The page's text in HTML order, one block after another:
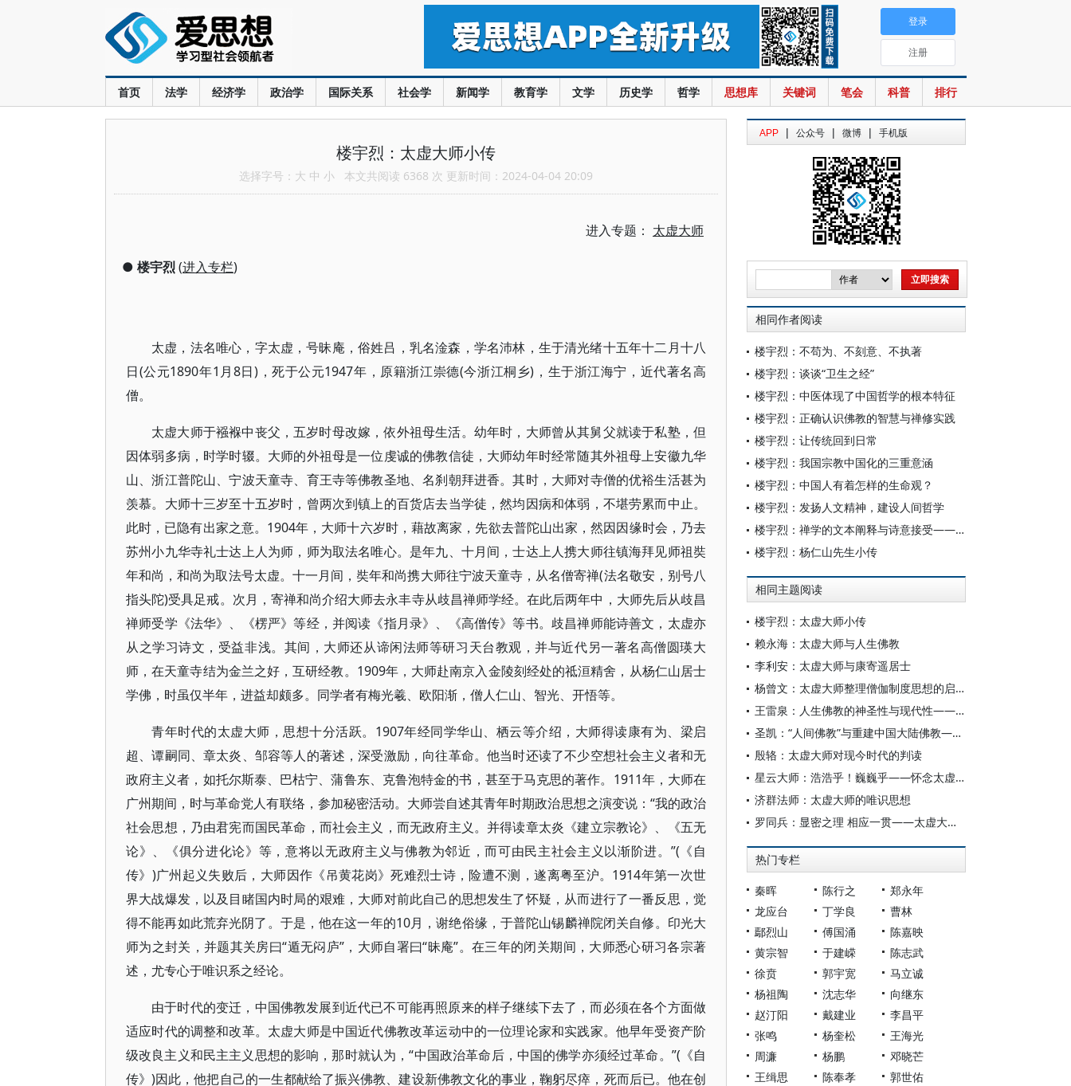
首页 法学 经济学 政治学 国际关系 社会学 新闻学 教育学 文学 历史学 哲学 思想库 关键词 笔会 科普 排行
登录
注册
楼宇烈：太虚大师小传
选择字号： 大 中 小 本文共阅读 6368 次 更新时间：2024-04-04 20:09
进入专题： 太虚大师
● 楼宇烈(进入专栏)
太虚，法名唯心，字太虚，号昧庵，俗姓吕，乳名淦森，学名沛林，生于清光绪十五年十二月十八
日(公元1890年1月8日)，死于公元1947年，原籍浙江崇德(今浙江桐乡)，生于浙江海宁，近代著名高
僧。
太虚大师于襁褓中丧父，五岁时母改嫁，依外祖母生活。幼年时，大师曾从其舅父就读于私塾，但
因体弱多病，时学时辍。大师的外祖母是一位虔诚的佛教信徒，大师幼年时经常随其外祖母上安徽九华
山、浙江普陀山、宁波天童寺、育王寺等佛教圣地、名刹朝拜进香。其时，大师对寺僧的优裕生活甚为
羡慕。大师十三岁至十五岁时，曾两次到镇上的百货店去当学徒，然均因病和体弱，不堪劳累而中止。
此时，已隐有出家之意。1904年，大师十六岁时，藉故离家，先欲去普陀山出家，然因因缘时会，乃去
苏州小九华寺礼士达上人为师，师为取法名唯心。是年九、十月间，士达上人携大师往镇海拜见师祖奘
年和尚，和尚为取法号太虚。十一月间，奘年和尚携大师往宁波天童寺，从名僧寄禅(法名敬安，别号八
指头陀)受具足戒。次月，寄禅和尚介绍大师去永丰寺从歧昌禅师学经。在此后两年中，大师先后从歧昌
禅师受学《法华》、《楞严》等经，并阅读《指月录》、《高僧传》等书。歧昌禅师能诗善文，太虚亦
从之学习诗文，受益非浅。其间，大师还从谛闲法师等研习天台教观，并与近代另一著名高僧圆瑛大
师，在天童寺结为金兰之好，互研经教。1909年，大师赴南京入金陵刻经处的祗洹精舍，从杨仁山居士
学佛，时虽仅半年，进益却颇多。同学者有梅光羲、欧阳渐，僧人仁山、智光、开悟等。
青年时代的太虚大师，思想十分活跃。1907年经同学华山、栖云等介绍，大师得读康有为、梁启
超、谭嗣同、章太炎、邹容等人的著述，深受激励，向往革命。他当时还读了不少空想社会主义者和无
政府主义者，如托尔斯泰、巴枯宁、蒲鲁东、克鲁泡特金的书，甚至于马克思的著作。1911年，大师在
广州期间，时与革命党人有联络，参加秘密活动。大师尝自述其青年时期政治思想之演变说：“我的政治
社会思想，乃由君宪而国民革命，而社会主义，而无政府主义。并得读章太炎《建立宗教论》、《五无
论》、《俱分进化论》等，意将以无政府主义与佛教为邻近，而可由民主社会主义以渐阶进。”(《自
传》)广州起义失败后，大师因作《吊黄花岗》死难烈士诗，险遭不测，遂离粤至沪。1914年第一次世
界大战爆发，以及目睹国内时局的艰难，大师对前此自己的思想发生了怀疑，从而进行了一番反思，觉
得不能再如此荒弃光阴了。于是，他在这一年的10月，谢绝俗缘，于普陀山锡麟禅院闭关自修。印光大
师为之封关，并题其关房曰“遁无闷庐”，大师自署曰“昧庵”。在三年的闭关期间，大师悉心研习各宗著
述，尤专心于唯识系之经论。
由于时代的变迁，中国佛教发展到近代已不可能再照原来的样子继续下去了，而必须在各个方面做
适应时代的调整和改革。太虚大师是中国近代佛教改革运动中的一位理论家和实践家。他早年受资产阶
级改良主义和民主主义思想的影响，那时就认为，“中国政治革命后，中国的佛学亦须经过革命。”(《自
传》)因此，他把自己的一生都献给了振兴佛教、建设新佛教文化的事业，鞠躬尽瘁，死而后已。他在创
APP | 公众号 | 微博 | 手机版
相同作者阅读
楼宇烈：不苟为、不刻意、不执著
楼宇烈：谈谈“卫生之经”
楼宇烈：中医体现了中国哲学的根本特征
楼宇烈：正确认识佛教的智慧与禅修实践
楼宇烈：让传统回到日常
楼宇烈：我国宗教中国化的三重意涵
楼宇烈：中国人有着怎样的生命观？
楼宇烈：发扬人文精神，建设人间哲学
楼宇烈：禅学的文本阐释与诗意接受——评吴言生《禅学三书》
楼宇烈：杨仁山先生小传
相同主题阅读
楼宇烈：太虚大师小传
赖永海：太虚大师与人生佛教
李利安：太虚大师与康寄遥居士
杨曾文：太虚大师整理僧伽制度思想的启示
王雷泉：人生佛教的神圣性与现代性——读太虚《人生观的科学》
圣凯：“人间佛教”与重建中国大陆佛教——赵朴老对太虚大师的继承与发展
殷辂：太虚大师对现今时代的判读
星云大师：浩浩乎！巍巍乎——怀念太虚大师
济群法师：太虚大师的唯识思想
罗同兵：显密之理 相应一贯——太虚大师融通汉藏显密佛教的思想
热门专栏
秦晖 陈行之
郑永年
龙应台
丁学良
曹林
鄢烈山
傅国涌
陈嘉映
黄宗智
于建嵘
陈志武
徐贲
郭宇宽
马立诚
杨祖陶
沈志华
向继东
赵汀阳
戴建业
李昌平
张鸣
杨奎松
王海光
周濂
杨鹏
邓晓芒
王缉思
陈奉孝
郭世佑